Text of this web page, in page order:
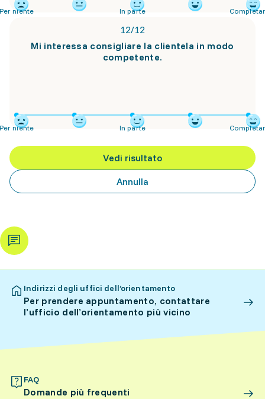
niente In parte
12/12
Mi interessa consigliare la clientela in modo
competente.
niente In parte
Vedi risultato
Annulla
Indirizzi degli uffici dell’orientamento
Per prendere appuntamento, contattare
l’ufficio dell’orientamento più vicino
FAQ
Domande più frequenti